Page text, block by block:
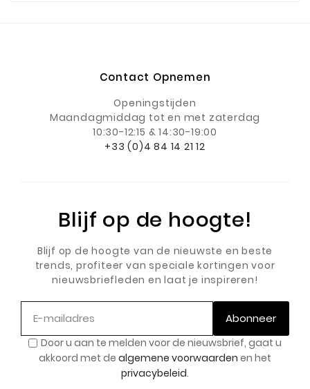
Contact Opnemen
Openingstijden
Maandagmiddag tot en met zaterdag
10:30-12:15 & 14:30-19:00
+33 (0)4 84 14 21 12
Blijf op de hoogte!
Blijf op de hoogte van de nieuwste en beste
trends, profiteer van speciale kortingen voor
nieuwsbriefleden en laat je inspireren!
Abonneer
Door u aan te melden voor de nieuwsbrief, gaat u
akkoord met de algemene voorwaarden en het
privacybeleid.